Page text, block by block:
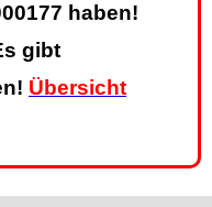
haben!
gibt
Übersicht